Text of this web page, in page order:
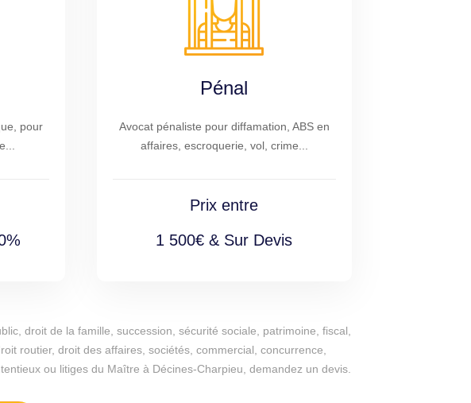
pour
Pénal
Avocat pénaliste pour diffamation, ABS en
affaires, escroquerie, vol, crime...
Prix entre
1 500€ & Sur Devis
droit de la famille, succession, sécurité sociale, patrimoine, fiscal,
routier, droit des affaires, sociétés, commercial, concurrence,
ou litiges du Maître à Décines-Charpieu, demandez un devis.